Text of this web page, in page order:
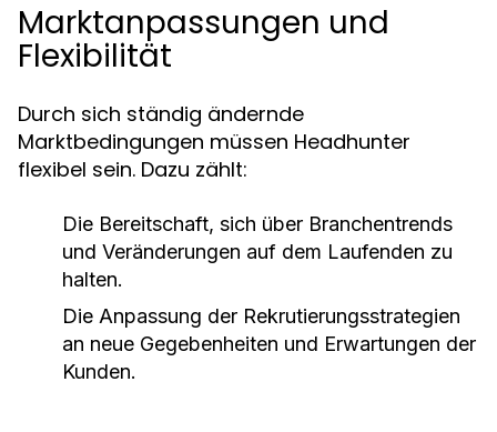
Marktanpassungen und
Flexibilität
Durch sich ständig ändernde
Marktbedingungen müssen Headhunter
flexibel sein. Dazu zählt:
Die Bereitschaft, sich über Branchentrends
und Veränderungen auf dem Laufenden zu
halten.
Die Anpassung der Rekrutierungsstrategien
an neue Gegebenheiten und Erwartungen der
Kunden.